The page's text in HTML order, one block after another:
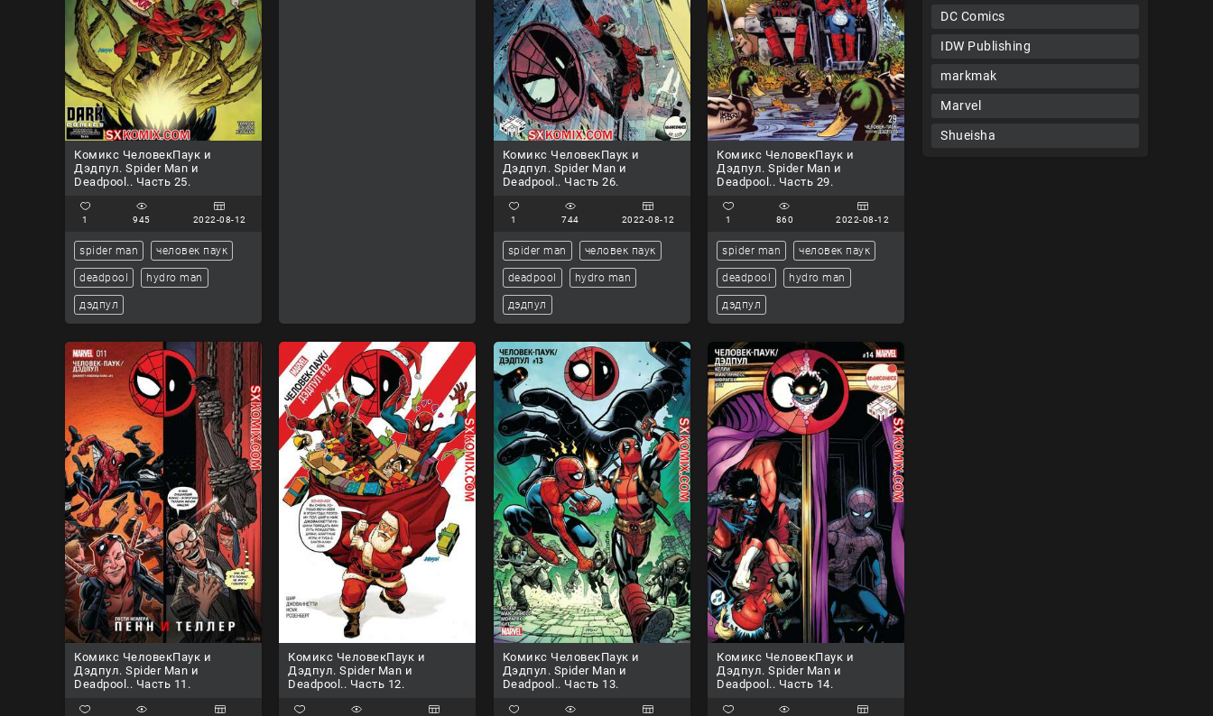
DC Comics
IDW Publishing
markmak
Marvel
Shueisha
Комикс ЧеловекПаук и
Дэдпул. Spider Man и
Deadpool.. Часть 25.
1 945 2022-08-12
spider man человек паук
deadpool hydro man
дэдпул
Комикс ЧеловекПаук и
Дэдпул. Spider Man и
Deadpool.. Часть 26.
1 744 2022-08-12
spider man человек паук
deadpool hydro man
дэдпул
Комикс ЧеловекПаук и
Дэдпул. Spider Man и
Deadpool.. Часть 29.
1 860 2022-08-12
spider man человек паук
deadpool hydro man
дэдпул
Комикс ЧеловекПаук и
Дэдпул. Spider Man и
Deadpool.. Часть 11.
Комикс ЧеловекПаук и
Дэдпул. Spider Man и
Deadpool.. Часть 12.
Комикс ЧеловекПаук и
Дэдпул. Spider Man и
Deadpool.. Часть 13.
Комикс ЧеловекПаук и
Дэдпул. Spider Man и
Deadpool.. Часть 14.